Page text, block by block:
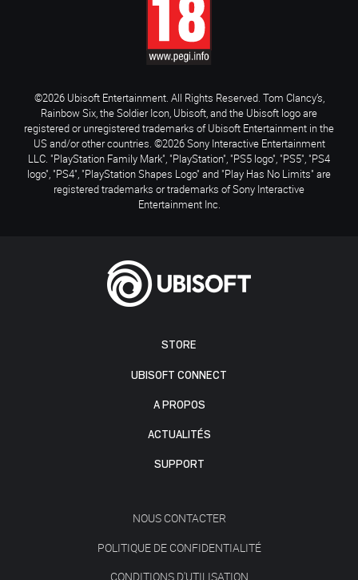
STORE
UBISOFT CONNECT
A PROPOS
ACTUALITÉS
SUPPORT
NOUS CONTACTER
POLITIQUE DE CONFIDENTIALITÉ
CONDITIONS D'UTILISATION
©2026 Ubisoft Entertainment. All Rights Reserved. Tom Clancy’s,
Rainbow Six, the Soldier Icon, Ubisoft, and the Ubisoft logo are
registered or unregistered trademarks of Ubisoft Entertainment in the
US and/or other countries. ©2026 Sony Interactive Entertainment
LLC. "PlayStation Family Mark", "PlayStation", "PS5 logo", "PS5", "PS4
logo", "PS4", "PlayStation Shapes Logo" and "Play Has No Limits" are
registered trademarks or trademarks of Sony Interactive
Entertainment Inc.